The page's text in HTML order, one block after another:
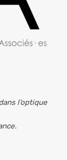
l’optique